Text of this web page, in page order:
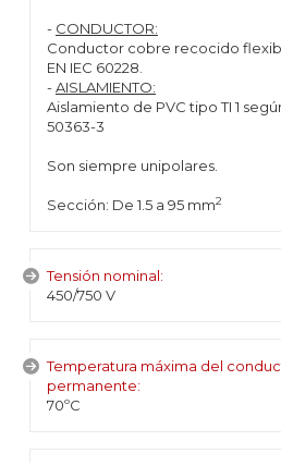
- CONDUCTOR:
Conductor cobre recocido
EN IEC 60228.
-AISLAMIENTO:
Aislamiento de PVC tipo TI 1
50363-3
Son siempre unipolares.
Sección: De 1.5 a 95 mm2
Tensión nominal:
450/750 V
Temperatura máxima del
permanente:
70ºC